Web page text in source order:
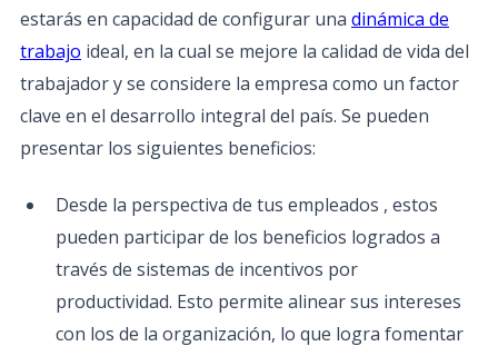
estarás en capacidad de configurar una dinámica de
trabajo ideal, en la cual se mejore la calidad de vida del
trabajador y se considere la empresa como un factor
clave en el desarrollo integral del país. Se pueden
presentar los siguientes beneficios:
Desde la perspectiva de tus empleados , estos
pueden participar de los beneficios logrados a
través de sistemas de incentivos por
productividad. Esto permite alinear sus intereses
con los de la organización, lo que logra fomentar